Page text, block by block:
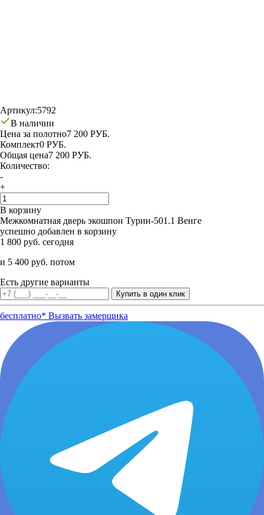
Артикул:5792
В наличии
Цена за полотно7 200 РУБ.
Комплект0 РУБ.
Общая цена7 200 РУБ.
Количество:
-
+
В корзину
Межкомнатная дверь экошпон Турин-501.1 Венге
успешно добавлен в корзину
1 800 руб. сегодня
и 5 400 руб. потом
Есть другие варианты
бесплатно* Вызвать замерщика